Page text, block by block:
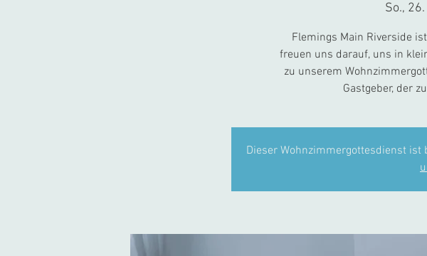
So.,
Flemings Main Riverside
freuen uns darauf, uns in
zu unserem
Gastgeber, der
Dieser Wohnzimmergottesdienst